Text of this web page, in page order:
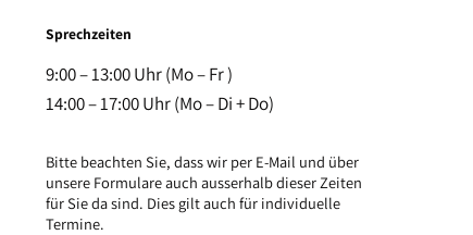
Sprechzeiten
9:00 – 13:00 Uhr (Mo – Fr )
14:00 – 17:00 Uhr (Mo – Di + Do)
Bitte beachten Sie, dass wir per E-Mail und über
unsere Formulare auch ausserhalb dieser Zeiten
für Sie da sind. Dies gilt auch für individuelle
Termine.